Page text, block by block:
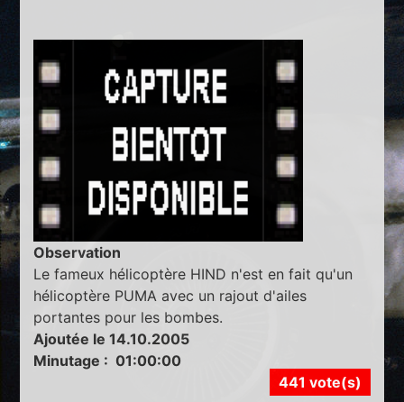
Observation
Le fameux hélicoptère HIND n'est en fait qu'un
hélicoptère PUMA avec un rajout d'ailes
portantes pour les bombes.
Ajoutée le 14.10.2005
Minutage : 01:00:00
441 vote(s)